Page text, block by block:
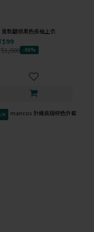
寬鬆翻領黑色長袖上衣
-90%
架